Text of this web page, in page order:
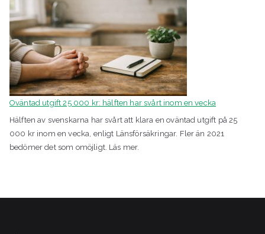
Oväntad utgift 25 000 kr: hälften har svårt inom en vecka
Hälften av svenskarna har svårt att klara en oväntad utgift på 25
000 kr inom en vecka, enligt Länsförsäkringar. Fler än 2021
bedömer det som omöjligt. Läs mer.